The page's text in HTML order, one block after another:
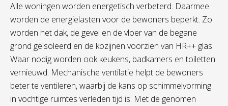
Alle woningen worden energetisch verbeterd. Daarmee
worden de energielasten voor de bewoners beperkt. Zo
worden het dak, de gevel en de vloer van de begane
grond geïsoleerd en de kozijnen voorzien van HR++ glas.
Waar nodig worden ook keukens, badkamers en toiletten
vernieuwd. Mechanische ventilatie helpt de bewoners
beter te ventileren, waarbij de kans op schimmelvorming
in vochtige ruimtes verleden tijd is. Met de genomen